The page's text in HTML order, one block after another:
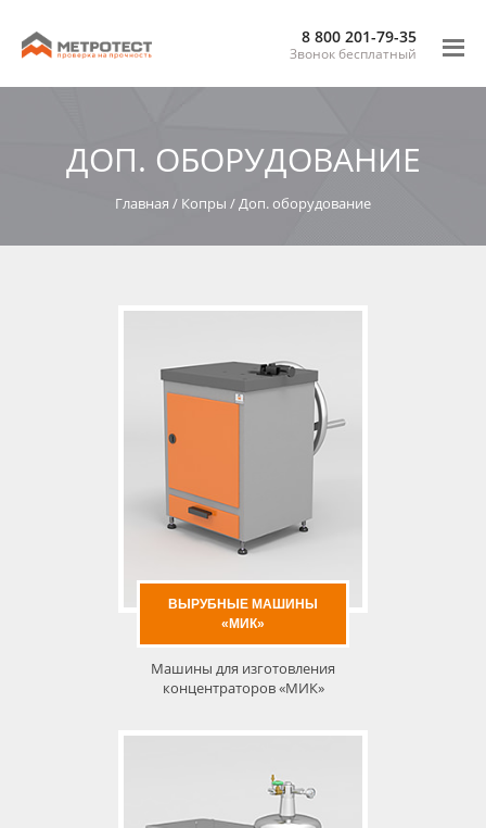
8 800 201-79-35
Звонок бесплатный
ДОП. ОБОРУДОВАНИЕ
Главная / Копры /Доп. оборудование
ВЫРУБНЫЕ МАШИНЫ
«МИК»
Машины для изготовления
концентраторов «МИК»